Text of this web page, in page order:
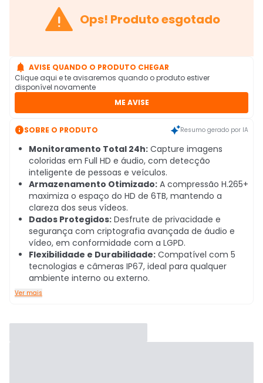
 Ops! Produto esgotado
 AVISE QUANDO O PRODUTO CHEGAR
Clique aqui e te avisaremos quando o produto estiver
disponível novamente
ME AVISE
SOBRE O PRODUTO Resumo gerado por IA
Monitoramento Total 24h: Capture imagens
coloridas em Full HD e áudio, com detecção
inteligente de pessoas e veículos.
Armazenamento Otimizado: A compressão H.265+
maximiza o espaço do HD de 6TB, mantendo a
clareza dos seus vídeos.
Dados Protegidos: Desfrute de privacidade e
segurança com criptografia avançada de áudio e
vídeo, em conformidade com a LGPD.
Flexibilidade e Durabilidade: Compatível com 5
tecnologias e câmeras IP67, ideal para qualquer
ambiente interno ou externo.
Ver mais